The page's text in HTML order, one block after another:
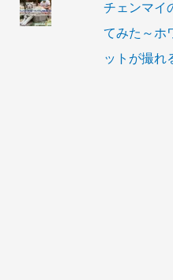
チェンマイ
てみた～ホ
ットが撮れ